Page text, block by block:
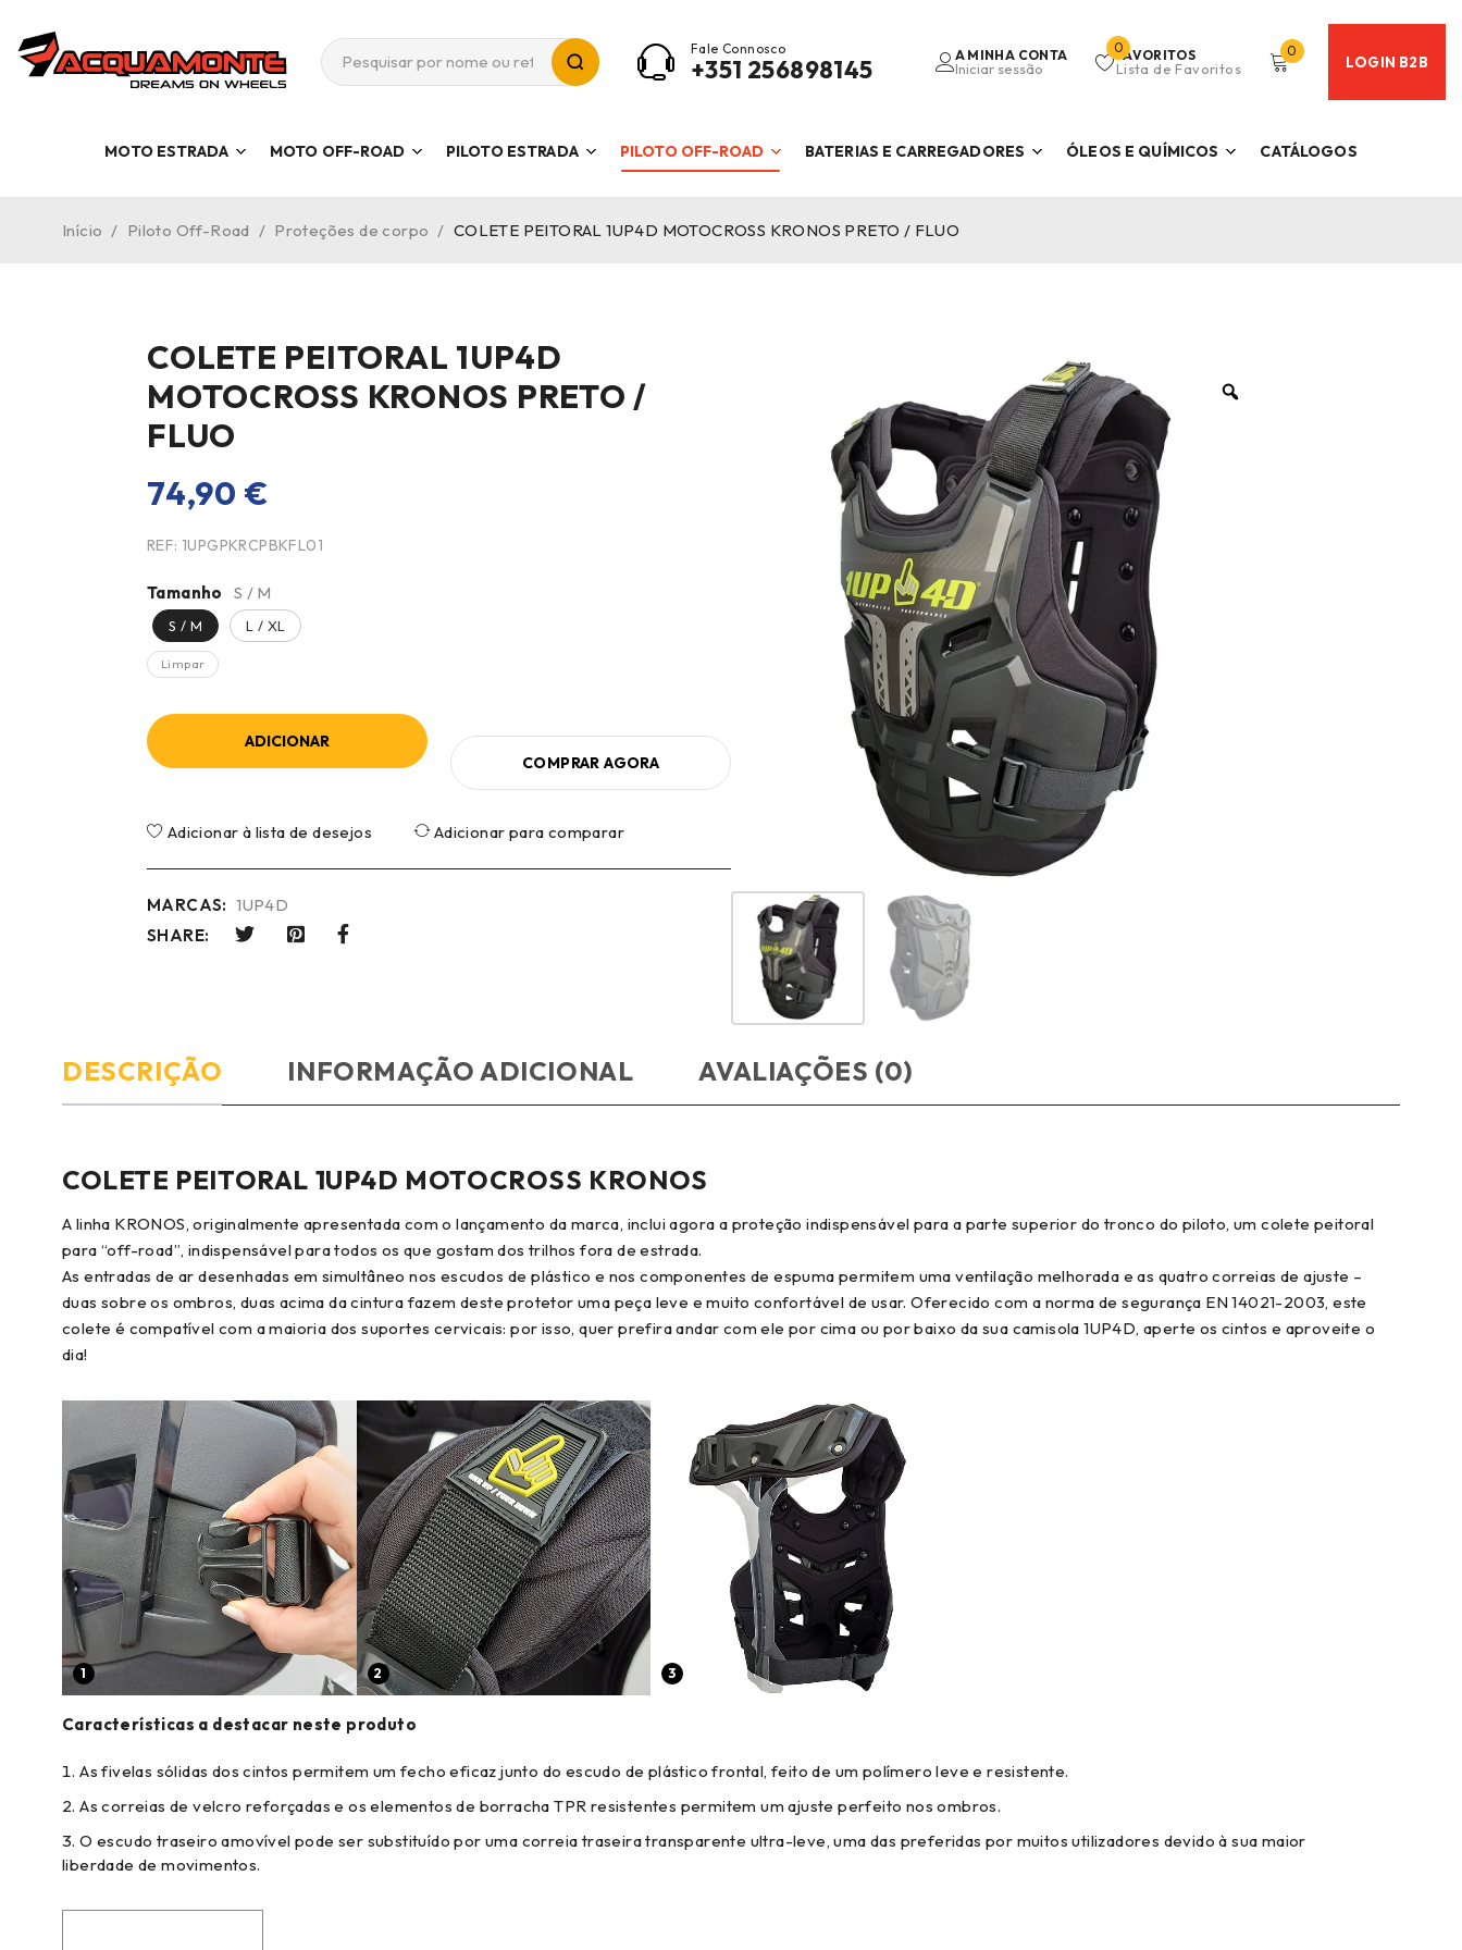
Fale Connosco
+351 256898145 A MINHA CONTA
Iniciar sessão
0
FAVORITOS
Lista de Favoritos
0
LOGIN B2B
MOTO ESTRADA MOTO OFF-ROAD PILOTO ESTRADA PILOTO OFF-ROAD BATERIAS E CARREGADORES ÓLEOS E QUÍMICOS CATÁLOGOS
Início / Piloto Off-Road / Proteções de corpo / COLETE PEITORAL 1UP4D MOTOCROSS KRONOS PRETO / FLUO
COLETE PEITORAL 1UP4D
MOTOCROSS KRONOS PRETO /
FLUO
74,90 €
REF: 1UPGPKRCPBKFL01
Tamanho S / M
S / M L / XL
Limpar
ADICIONAR
COMPRAR AGORA
Adicionar à lista de desejos Adicionar para comparar
MARCAS: 1UP4D
SHARE:
DESCRIÇÃO INFORMAÇÃO ADICIONAL AVALIAÇÕES (0)
COLETE PEITORAL 1UP4D MOTOCROSS KRONOS
A linha KRONOS, originalmente apresentada com o lançamento da marca, inclui agora a proteção indispensável para a parte superior do tronco do piloto, um colete peitoral
para “off-road”, indispensável para todos os que gostam dos trilhos fora de estrada.
As entradas de ar desenhadas em simultâneo nos escudos de plástico e nos componentes de espuma permitem uma ventilação melhorada e as quatro correias de ajuste –
duas sobre os ombros, duas acima da cintura fazem deste protetor uma peça leve e muito confortável de usar. Oferecido com a norma de segurança EN 14021-2003, este
colete é compatível com a maioria dos suportes cervicais: por isso, quer prefira andar com ele por cima ou por baixo da sua camisola 1UP4D, aperte os cintos e aproveite o
dia!
1 2 3
Características a destacar neste produto
As fivelas sólidas dos cintos permitem um fecho eficaz junto do escudo de plástico frontal, feito de um polímero leve e resistente.
As correias de velcro reforçadas e os elementos de borracha TPR resistentes permitem um ajuste perfeito nos ombros.
O escudo traseiro amovível pode ser substituído por uma correia traseira transparente ultra-leve, uma das preferidas por muitos utilizadores devido à sua maior
liberdade de movimentos.